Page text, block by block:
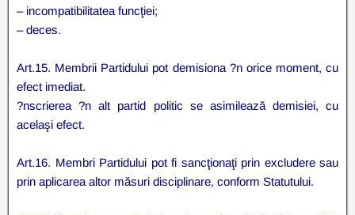
– incompatibilitatea funcţiei;
– deces.
Art.15. Membrii Partidului pot demisiona ?n orice moment, cu
efect imediat.
?nscrierea ?n alt partid politic se asimilează demisiei, cu
acelaşi efect.
Art.16. Membri Partidului pot fi sancţionaţi prin excludere sau
prin aplicarea altor măsuri disciplinare, conform Statutului.